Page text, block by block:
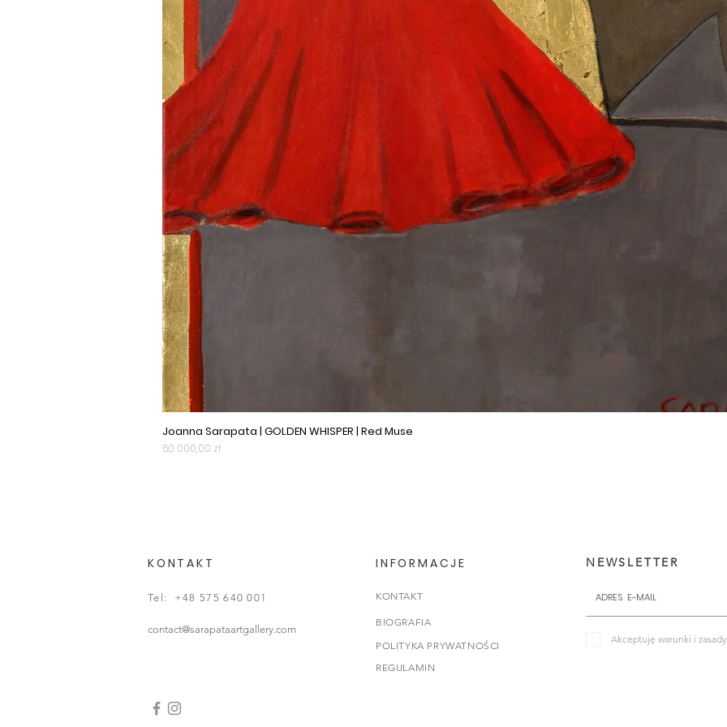
Joanna Sarapata | GOLDEN WHISPER | Red Muse
Cena
60 000,00 zł
KONTAKT
Tel: +48 575 640 001
contact@sarapataartgallery.com
INFORMACJE
KONTAKT
POLITYKA PRYWATNOŚCI
NEWSLETTER
Akceptuję warunki i zasady
BIOGRAFIA
REGULAMIN